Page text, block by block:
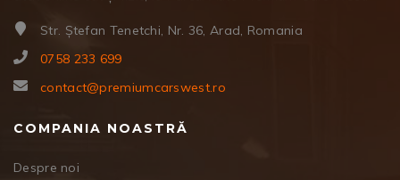
Str. Ștefan Tenetchi, Nr. 36, Arad, Romania
0758 233 699
contact@premiumcarswest.ro
COMPANIA NOASTRĂ
Despre noi